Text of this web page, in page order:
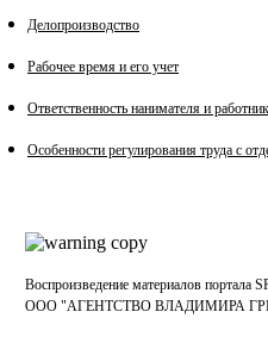
Делопроизводство
Рабочее время и его учет
Ответственность нанимателя и
Особенности регулирования труда с
Воспроизведение материалов портала
OOO "АГЕНТСТВО ВЛАДИМИРА